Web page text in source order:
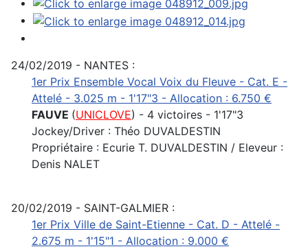
24/02/2019 - NANTES :
1er Prix Ensemble Vocal Voix du Fleuve - Cat. E -
Attelé - 3.025 m - 1'17"3 - Allocation : 6.750 €
FAUVE (UNICLOVE) - 4 victoires - 1'17"3
Jockey/Driver : Théo DUVALDESTIN
Propriétaire : Ecurie T. DUVALDESTIN / Eleveur :
Denis NALET
20/02/2019 - SAINT-GALMIER :
1er Prix Ville de Saint-Etienne - Cat. D - Attelé -
2.675 m - 1'15"1 - Allocation : 9.000 €